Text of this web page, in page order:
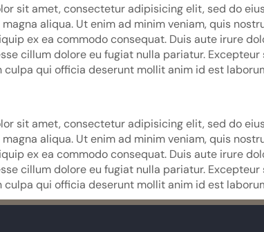
sit amet, consectetur adipisicing elit, sed do
aliqua. Ut enim ad minim veniam, quis
ex ea commodo consequat. Duis aute irure
cillum dolore eu fugiat nulla pariatur.
culpa qui officia deserunt mollit anim id est
sit amet, consectetur adipisicing elit, sed do
aliqua. Ut enim ad minim veniam, quis
ex ea commodo consequat. Duis aute irure
cillum dolore eu fugiat nulla pariatur.
culpa qui officia deserunt mollit anim id est